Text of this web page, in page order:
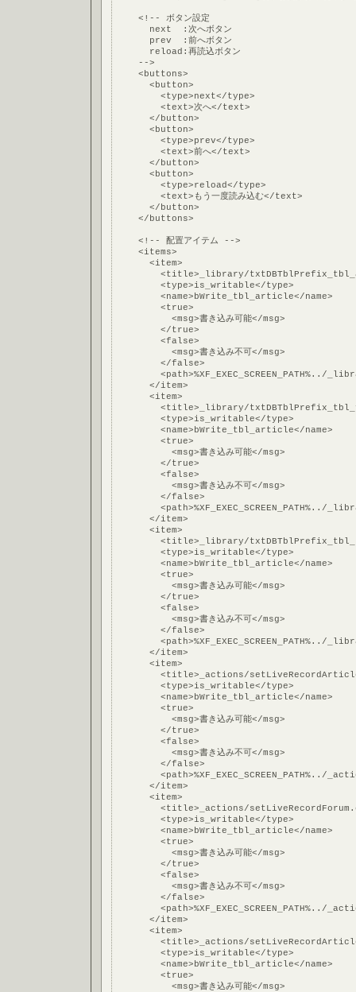
    <!-- ボタン設定
      next  :次へボタン
      prev  :前へボタン
      reload:再読込ボタン
    -->
    <buttons>
      <button>
        <type>next</type>
        <text>次へ</text>
      </button>
      <button>
        <type>prev</type>
        <text>前へ</text>
      </button>
      <button>
        <type>reload</type>
        <text>もう一度読み込む</text>
      </button>
    </buttons>
    <!-- 配置アイテム -->
    <items>
      <item>
<title>_library/
        <type>is_writable</type>
        <name>bWrite_tbl_article</name>
        <true>
          <msg>書き込み可能</msg>
        </true>
        <false>
          <msg>書き込み不可</msg>
        </false>
<path>%XF_EXEC_SCREEN_PATH%../
      </item>
      <item>
<title>_library/
        <type>is_writable</type>
        <name>bWrite_tbl_article</name>
        <true>
          <msg>書き込み可能</msg>
        </true>
        <false>
          <msg>書き込み不可</msg>
        </false>
<path>%XF_EXEC_SCREEN_PATH%../
      </item>
      <item>
<title>_library/
        <type>is_writable</type>
        <name>bWrite_tbl_article</name>
        <true>
          <msg>書き込み可能</msg>
        </true>
        <false>
          <msg>書き込み不可</msg>
        </false>
<path>%XF_EXEC_SCREEN_PATH%../
      </item>
      <item>
<title>_actions/
        <type>is_writable</type>
        <name>bWrite_tbl_article</name>
        <true>
          <msg>書き込み可能</msg>
        </true>
        <false>
          <msg>書き込み不可</msg>
        </false>
<path>%XF_EXEC_SCREEN_PATH%../
      </item>
      <item>
<title>_actions/
        <type>is_writable</type>
        <name>bWrite_tbl_article</name>
        <true>
          <msg>書き込み可能</msg>
        </true>
        <false>
          <msg>書き込み不可</msg>
        </false>
<path>%XF_EXEC_SCREEN_PATH%../
      </item>
      <item>
<title>_actions/
        <type>is_writable</type>
        <name>bWrite_tbl_article</name>
        <true>
          <msg>書き込み可能</msg>